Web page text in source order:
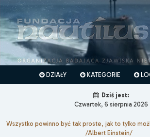
DZIAŁY KATEGORIE
Dziś jest:
Czwartek, 6 sierpnia 2026
Wszystko powinno być tak proste, jak to tylko
/Albert Einstein/